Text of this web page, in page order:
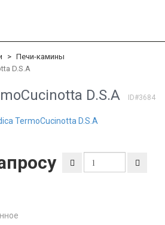
Печи-камины
D.S.A
D.S.A ID#3684